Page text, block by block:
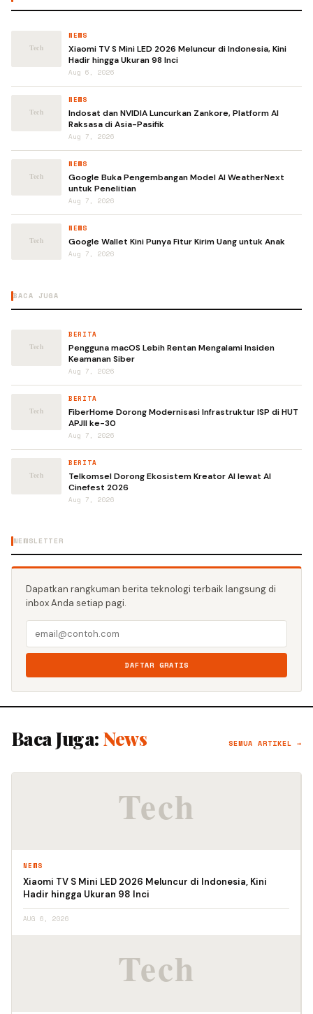
NEWS
Xiaomi TV S Mini LED 2026 Meluncur di Indonesia, Kini
Hadir hingga Ukuran 98 Inci
Aug 6, 2026
NEWS
Indosat dan NVIDIA Luncurkan Zankore, Platform AI
Raksasa di Asia-Pasifik
Aug 7, 2026
NEWS
Google Buka Pengembangan Model AI WeatherNext
untuk Penelitian
Aug 7, 2026
NEWS
Google Wallet Kini Punya Fitur Kirim Uang untuk Anak
Aug 7, 2026
BACA JUGA
BERITA
Pengguna macOS Lebih Rentan Mengalami Insiden
Keamanan Siber
Aug 7, 2026
BERITA
FiberHome Dorong Modernisasi Infrastruktur ISP di HUT
APJII ke-30
Aug 7, 2026
BERITA
Telkomsel Dorong Ekosistem Kreator AI lewat AI
Cinefest 2026
Aug 7, 2026
NEWSLETTER
Dapatkan rangkuman berita teknologi terbaik langsung di
inbox Anda setiap pagi.
DAFTAR GRATIS
Baca Juga: News SEMUA ARTIKEL →
NEWS
Xiaomi TV S Mini LED 2026 Meluncur di Indonesia, Kini
Hadir hingga Ukuran 98 Inci
AUG 6, 2026